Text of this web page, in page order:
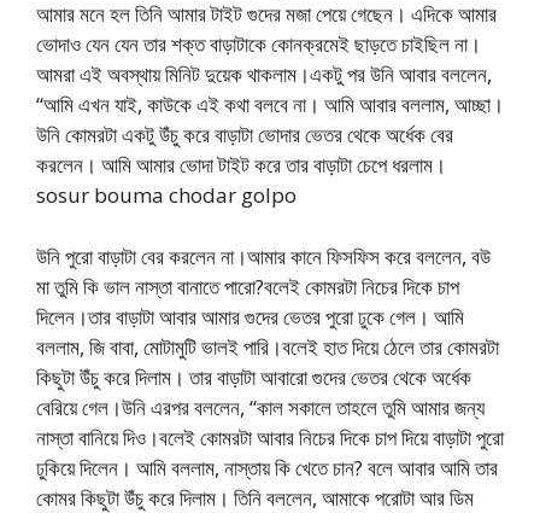
আমার মনে হল তিনি আমার টাইট গুদের মজা পেয়ে গেছেন। এদিকে আমার
ভোদাও যেন যেন তার শক্ত বাড়াটাকে কোনক্রমেই ছাড়তে চাইছিল না।
আমরা এই অবস্থায় মিনিট দুয়েক থাকলাম।একটু পর উনি আবার বললেন,
“আমি এখন যাই, কাউকে এই কথা বলবে না। আমি আবার বললাম, আচ্ছা।
উনি কোমরটা একটু উঁচু করে বাড়াটা ভোদার ভেতর থেকে অর্ধেক বের
করলেন। আমি আমার ভোদা টাইট করে তার বাড়াটা চেপে ধরলাম।
sosur bouma chodar golpo
উনি পুরো বাড়াটা বের করলেন না।আমার কানে ফিসফিস করে বললেন, বউ
মা তুমি কি ভাল নাস্তা বানাতে পারো?বলেই কোমরটা নিচের দিকে চাপ
দিলেন।তার বাড়াটা আবার আমার গুদের ভেতর পুরো ঢুকে গেল। আমি
বললাম, জি বাবা, মোটামুটি ভালই পারি।বলেই হাত দিয়ে ঠেলে তার কোমরটা
কিছুটা উঁচু করে দিলাম। তার বাড়াটা আবারো গুদের ভেতর থেকে অর্ধেক
বেরিয়ে গেল।উনি এরপর বললেন, “কাল সকালে তাহলে তুমি আমার জন্য
নাস্তা বানিয়ে দিও।বলেই কোমরটা আবার নিচের দিকে চাপ দিয়ে বাড়াটা পুরো
ঢুকিয়ে দিলেন। আমি বললাম, নাস্তায় কি খেতে চান? বলে আবার আমি তার
কোমর কিছুটা উঁচু করে দিলাম। তিনি বললেন, আমাকে পরোটা আর ডিম